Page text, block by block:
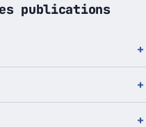
publications